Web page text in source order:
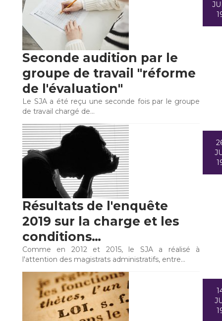
Seconde audition par le
groupe de travail "réforme
de l'évaluation"
Le SJA a été reçu une seconde fois par le groupe
de travail chargé de…
Résultats de l'enquête
2019 sur la charge et les
conditions…
Comme en 2012 et 2015, le SJA a réalisé à
l'attention des magistrats administratifs, entre…